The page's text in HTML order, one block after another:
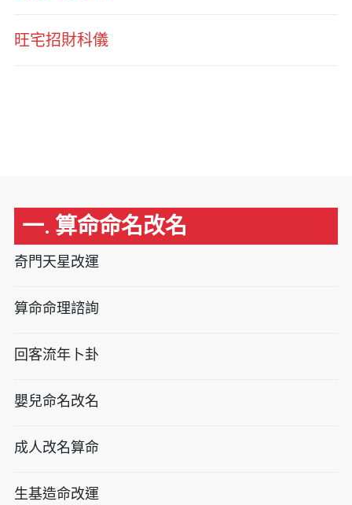
旺宅招財科儀
一. 算命命名改名
奇門天星改運
算命命理諮詢
回客流年卜卦
嬰兒命名改名
成人改名算命
生基造命改運